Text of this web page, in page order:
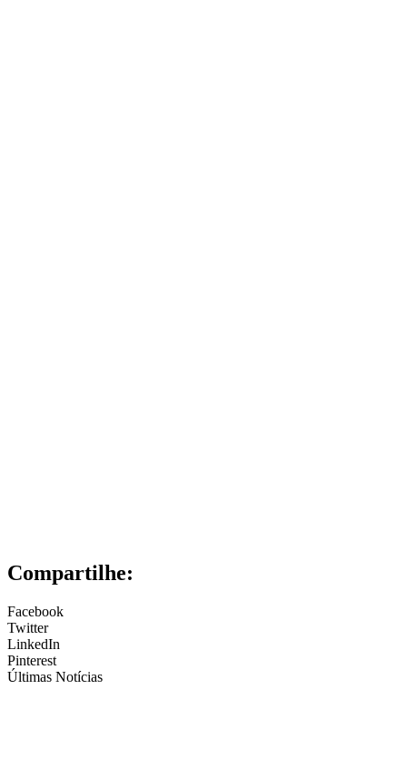
Compartilhe:
Facebook
Twitter
LinkedIn
Pinterest
Últimas Notícias